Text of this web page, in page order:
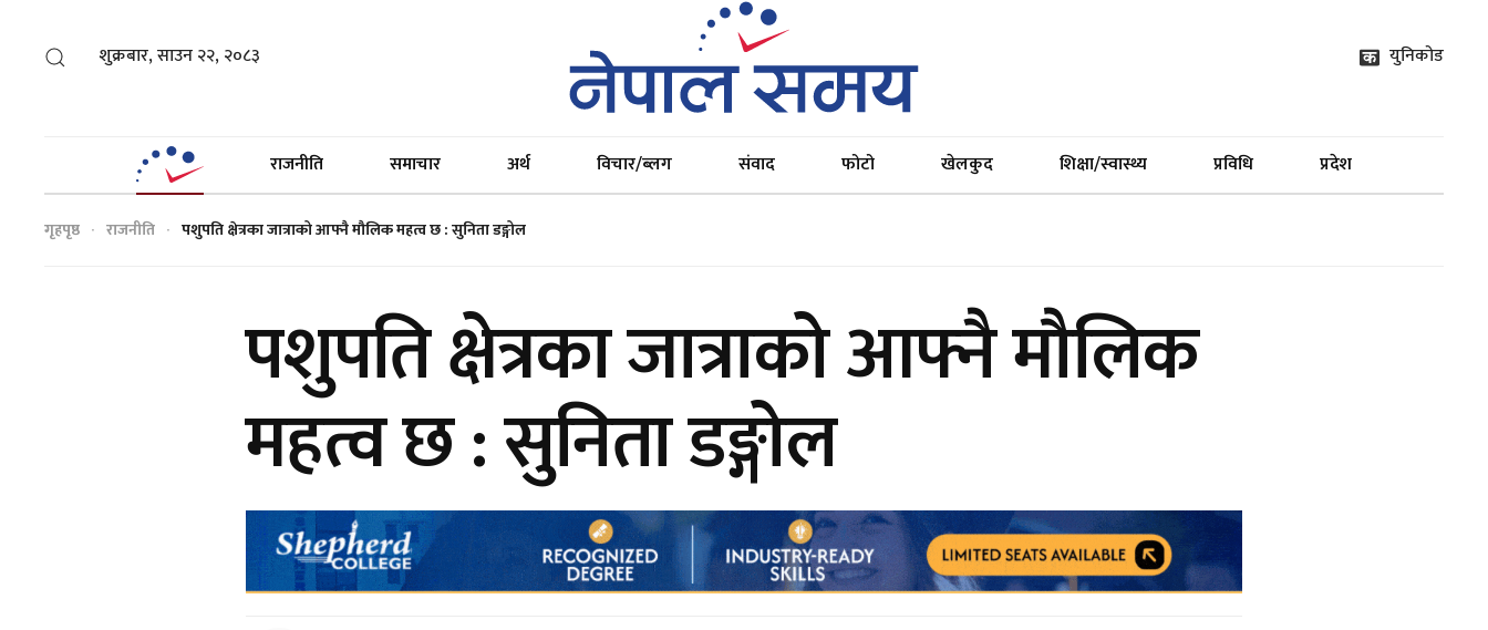
शुक्रबार, साउन २२, २०८३ युनिकोड
राजनीति समाचार अर्थ विचार/ब्लग संवाद फोटो खेलकुद शिक्षा/स्वास्थ्य प्रविधि प्रदेश
गृहपृष्ठ राजनीति पशुपति क्षेत्रका जात्राको आफ्नै मौलिक महत्व छ : सुनिता डङ्गोल
पशुपति क्षेत्रका जात्राको आफ्नै मौलिक
महत्व छ : सुनिता डङ्गोल